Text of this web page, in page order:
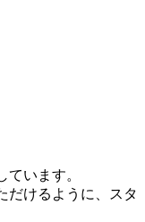
います。
だけるように、スタ